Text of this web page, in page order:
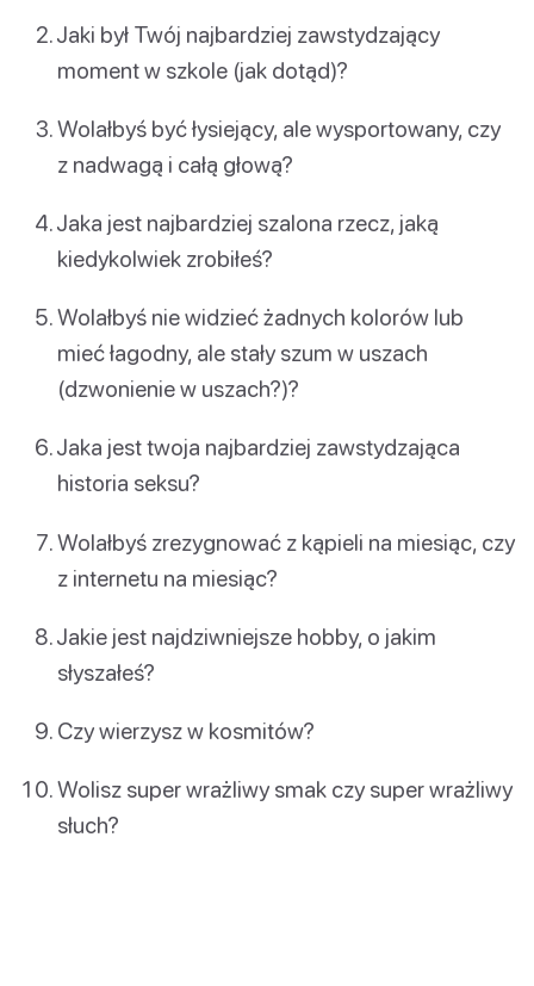
Jaki był Twój najbardziej zawstydzający
moment w szkole (jak dotąd)?
Wolałbyś być łysiejący, ale wysportowany, czy
z nadwagą i całą głową?
Jaka jest najbardziej szalona rzecz, jaką
kiedykolwiek zrobiłeś?
Wolałbyś nie widzieć żadnych kolorów lub
mieć łagodny, ale stały szum w uszach
(dzwonienie w uszach?)?
Jaka jest twoja najbardziej zawstydzająca
historia seksu?
Wolałbyś zrezygnować z kąpieli na miesiąc, czy
z internetu na miesiąc?
Jakie jest najdziwniejsze hobby, o jakim
słyszałeś?
Czy wierzysz w kosmitów?
Wolisz super wrażliwy smak czy super wrażliwy
słuch?